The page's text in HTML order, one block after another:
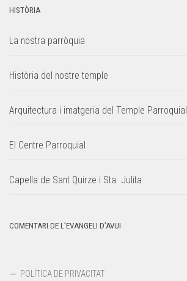
HISTÒRIA
La nostra parròquia
Història del nostre temple
Arquitectura i imatgeria del Temple Parroquial
El Centre Parroquial
Capella de Sant Quirze i Sta. Julita
COMENTARI DE L’EVANGELI D’AVUI
POLÍTICA DE PRIVACITAT